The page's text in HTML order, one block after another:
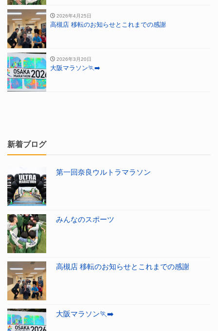
2026年4月25日
高槻店 移転のお知らせとこれまでの感謝
2026年3月20日
大阪マラソン🏃‍➡️
新着ブログ
第一回奈良ウルトラマラソン
みんなのスポーツ
高槻店 移転のお知らせとこれまでの感謝
大阪マラソン🏃‍➡️